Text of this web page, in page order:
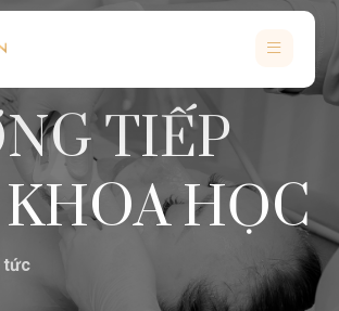
TIẾP
HỌC
tức